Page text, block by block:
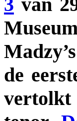
de
vertolkt